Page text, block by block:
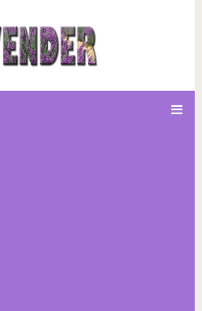
5 продуктов питания,
холестерина в